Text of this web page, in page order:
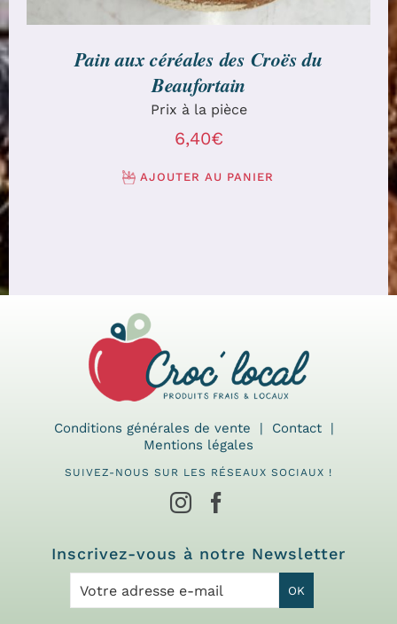
Pain aux céréales des Croës du
Beaufortain
Prix à la pièce
6,40€
AJOUTER AU PANIER
Conditions générales de vente
Contact
Mentions légales
SUIVEZ-NOUS SUR LES RÉSEAUX SOCIAUX !
Inscrivez-vous à notre Newsletter